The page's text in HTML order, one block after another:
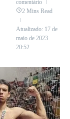
comentário
2 Mins Read
Atualizado: 17 de
maio de 2023
20:52